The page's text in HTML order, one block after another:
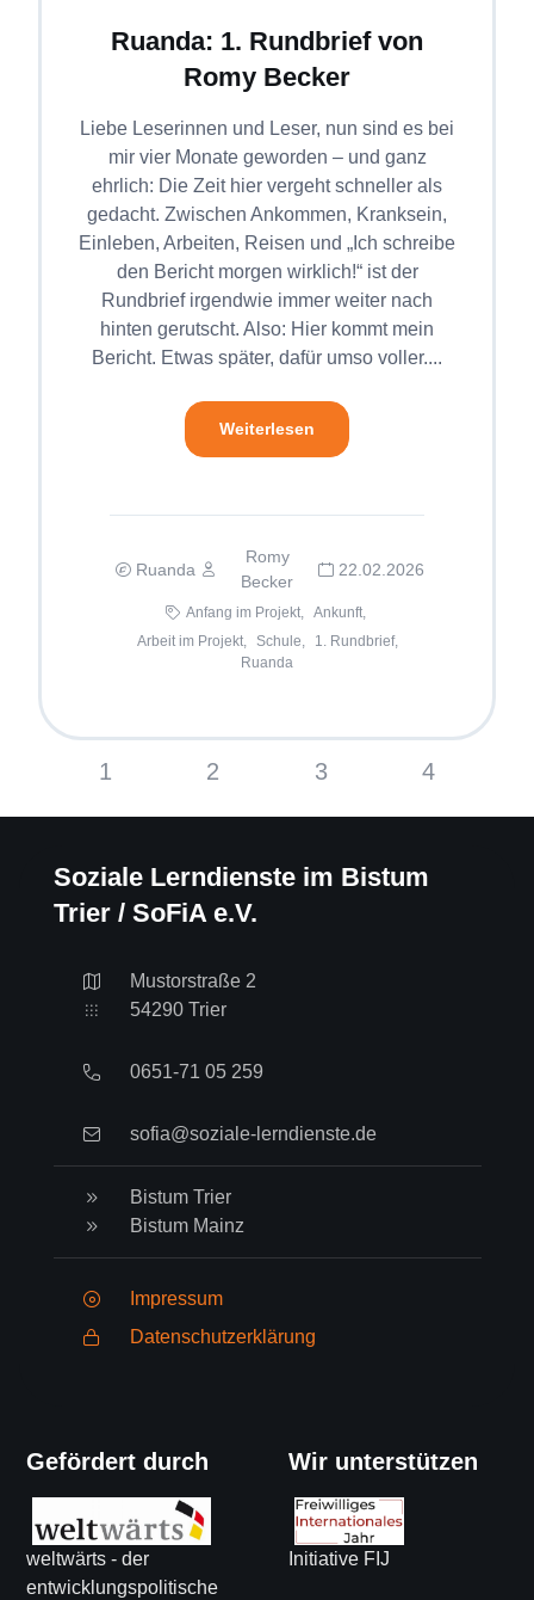
Ruanda: 1. Rundbrief von
Romy Becker
Liebe Leserinnen und Leser, nun sind es bei
mir vier Monate geworden – und ganz
ehrlich: Die Zeit hier vergeht schneller als
gedacht. Zwischen Ankommen, Kranksein,
Einleben, Arbeiten, Reisen und „Ich schreibe
den Bericht morgen wirklich!“ ist der
Rundbrief irgendwie immer weiter nach
hinten gerutscht. Also: Hier kommt mein
Bericht. Etwas später, dafür umso voller....
Weiterlesen
Ruanda
Romy
Becker
22.02.2026
Anfang im Projekt,
Ankunft,
Arbeit im Projekt,
Schule,
1. Rundbrief,
Ruanda
1 2 3 4
Soziale Lerndienste im Bistum
Trier / SoFiA e.V.
Mustorstraße 2
54290 Trier
0651-71 05 259
sofia@soziale-lerndienste.de
Bistum Trier
Bistum Mainz
Impressum
Datenschutzerklärung
Gefördert durch
weltwärts - der
entwicklungspolitische
Wir unterstützen
Initiative FIJ